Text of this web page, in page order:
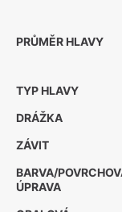
PRŮMĚR HLAVY
TYP HLAVY
DRÁŽKA
ZÁVIT
BARVA/
ÚPRAVA